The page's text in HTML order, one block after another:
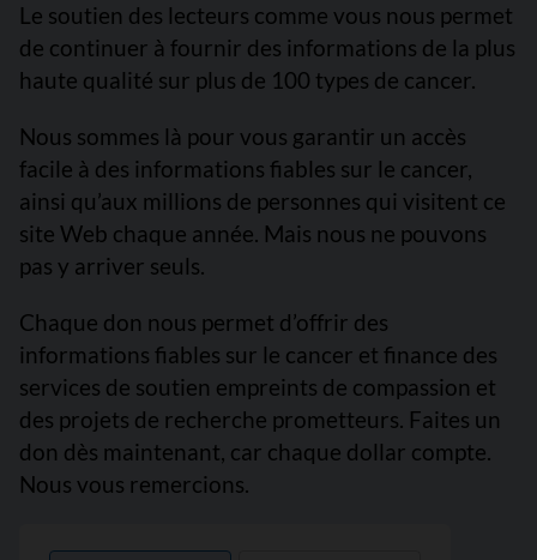
Le soutien des lecteurs comme vous nous permet
de continuer à fournir des informations de la plus
haute qualité sur plus de 100 types de cancer.
Nous sommes là pour vous garantir un accès
facile à des informations fiables sur le cancer,
ainsi qu’aux millions de personnes qui visitent ce
site Web chaque année. Mais nous ne pouvons
pas y arriver seuls.
Chaque don nous permet d’offrir des
informations fiables sur le cancer et finance des
services de soutien empreints de compassion et
des projets de recherche prometteurs. Faites un
don dès maintenant, car chaque dollar compte.
Nous vous remercions.